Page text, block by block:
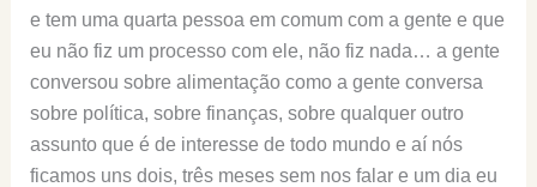
e tem uma quarta pessoa em comum com a gente e que
eu não fiz um processo com ele, não fiz nada… a gente
conversou sobre alimentação como a gente conversa
sobre política, sobre finanças, sobre qualquer outro
assunto que é de interesse de todo mundo e aí nós
ficamos uns dois, três meses sem nos falar e um dia eu